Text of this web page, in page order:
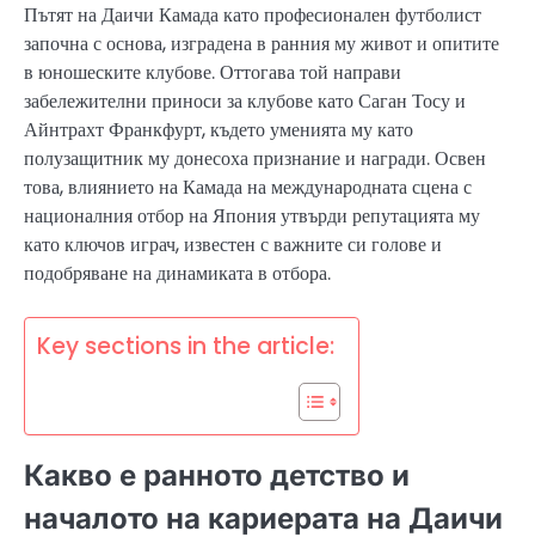
Пътят на Даичи Камада като професионален футболист
започна с основа, изградена в ранния му живот и опитите
в юношеските клубове. Оттогава той направи
забележителни приноси за клубове като Саган Тосу и
Айнтрахт Франкфурт, където уменията му като
полузащитник му донесоха признание и награди. Освен
това, влиянието на Камада на международната сцена с
националния отбор на Япония утвърди репутацията му
като ключов играч, известен с важните си голове и
подобряване на динамиката в отбора.
Key sections in the article:
Какво е ранното детство и
началото на кариерата на Даичи